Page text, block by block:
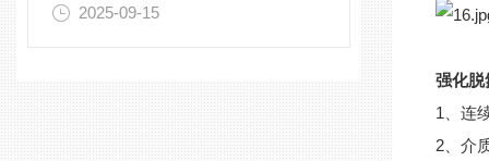
2025-09-15
强化
1、连
2、介